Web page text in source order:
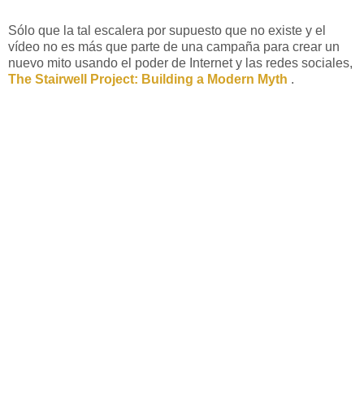
Sólo que la tal escalera por supuesto que no existe y el
vídeo no es más que parte de una campaña para crear un
nuevo mito usando el poder de Internet y las redes sociales,
The Stairwell Project: Building a Modern Myth .